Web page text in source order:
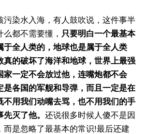
染水入海，有人鼓吹说，这件事半
都不需要懂， 只要明白一个最基本
于全人类的，地球也是属于全人类
真的破坏了海洋和地球，世界上最强
家一定不会放过他，连嘴炮都不会
是各国的军舰和导弹，而且一定是在
不用我们动嘴去骂，也不用我们的手
灭了他。 还说很多时候人傻不是因
而是忽略了最基本的常识!最后还建